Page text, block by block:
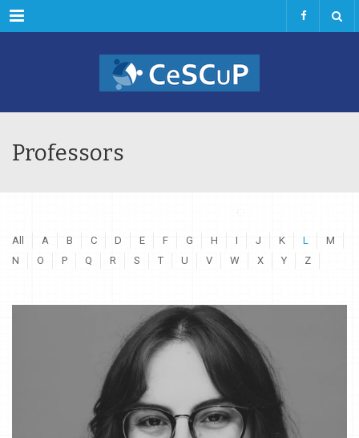
Menu
Professors
All A B C D E F G H I J K L
M
N
O P Q R S T U V W X Y Z